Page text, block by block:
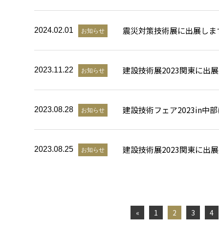
2024.02.01 お知らせ 震災対策技術展に出展しま
2023.11.22 お知らせ 建設技術展2023関東に出
2023.08.28 お知らせ 建設技術フェア2023in中
2023.08.25 お知らせ 建設技術展2023関東に出
« 1 2 3 4